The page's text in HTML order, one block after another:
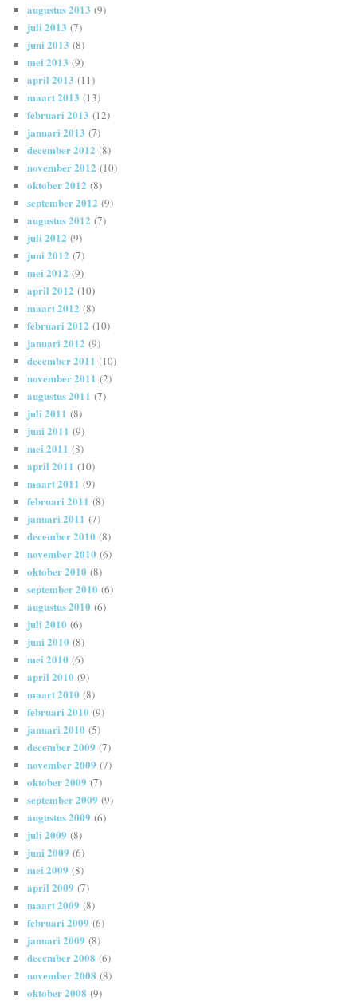
augustus 2013 (9)
juli 2013 (7)
juni 2013 (8)
mei 2013 (9)
april 2013 (11)
maart 2013 (13)
februari 2013 (12)
januari 2013 (7)
december 2012 (8)
november 2012 (10)
oktober 2012 (8)
september 2012 (9)
augustus 2012 (7)
juli 2012 (9)
juni 2012 (7)
mei 2012 (9)
april 2012 (10)
maart 2012 (8)
februari 2012 (10)
januari 2012 (9)
december 2011 (10)
november 2011 (2)
augustus 2011 (7)
juli 2011 (8)
juni 2011 (9)
mei 2011 (8)
april 2011 (10)
maart 2011 (9)
februari 2011 (8)
januari 2011 (7)
december 2010 (8)
november 2010 (6)
oktober 2010 (8)
september 2010 (6)
augustus 2010 (6)
juli 2010 (6)
juni 2010 (8)
mei 2010 (6)
april 2010 (9)
maart 2010 (8)
februari 2010 (9)
januari 2010 (5)
december 2009 (7)
november 2009 (7)
oktober 2009 (7)
september 2009 (9)
augustus 2009 (6)
juli 2009 (8)
juni 2009 (6)
mei 2009 (8)
april 2009 (7)
maart 2009 (8)
februari 2009 (6)
januari 2009 (8)
december 2008 (6)
november 2008 (8)
oktober 2008 (9)